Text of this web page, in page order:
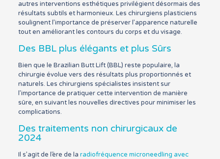
autres interventions esthétiques privilégient désormais des
résultats subtils et harmonieux. Les chirurgiens plasticiens
soulignent l’importance de préserver l’apparence naturelle
tout en améliorant les contours du corps et du visage.
Des BBL plus élégants et plus Sûrs
Bien que le Brazilian Butt Lift (BBL) reste populaire, la
chirurgie évolue vers des résultats plus proportionnés et
naturels. Les chirurgiens spécialistes insistent sur
l’importance de pratiquer cette intervention de manière
sûre, en suivant les nouvelles directives pour minimiser les
complications.
Des traitements non chirurgicaux de
2024
Il s’agit de l’ère de la radiofréquence microneedling avec